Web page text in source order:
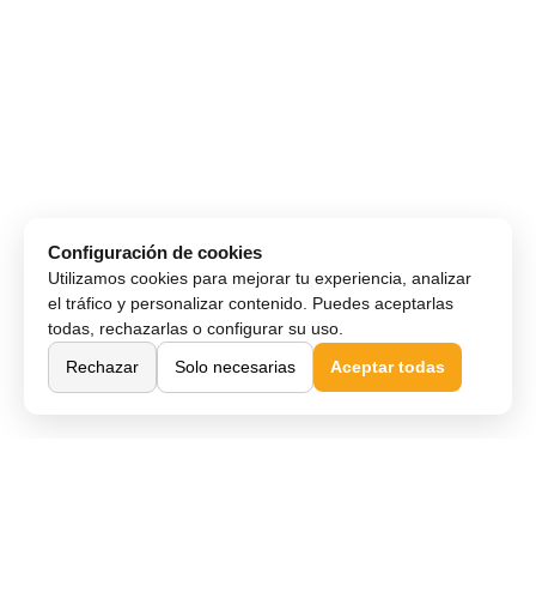
Configuración de cookies
Utilizamos cookies para mejorar tu experiencia, analizar
el tráfico y personalizar contenido. Puedes aceptarlas
todas, rechazarlas o configurar su uso.
Rechazar
Solo necesarias Aceptar todas